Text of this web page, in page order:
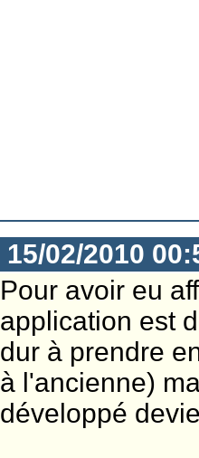
15/02/2010
Pour avoir eu
application est
dur à prendre
à l'ancienne)
développé